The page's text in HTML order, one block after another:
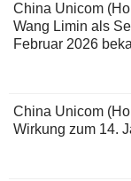
China Unicom
Wang Limin als
Februar 2026
China Unicom
Wirkung zum 14.